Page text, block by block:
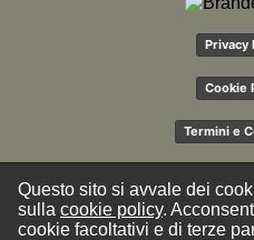
Questo sito si avvale dei
sulla cookie policy.
cookie facoltativi e di terze
Privacy
Cookie
Termini e